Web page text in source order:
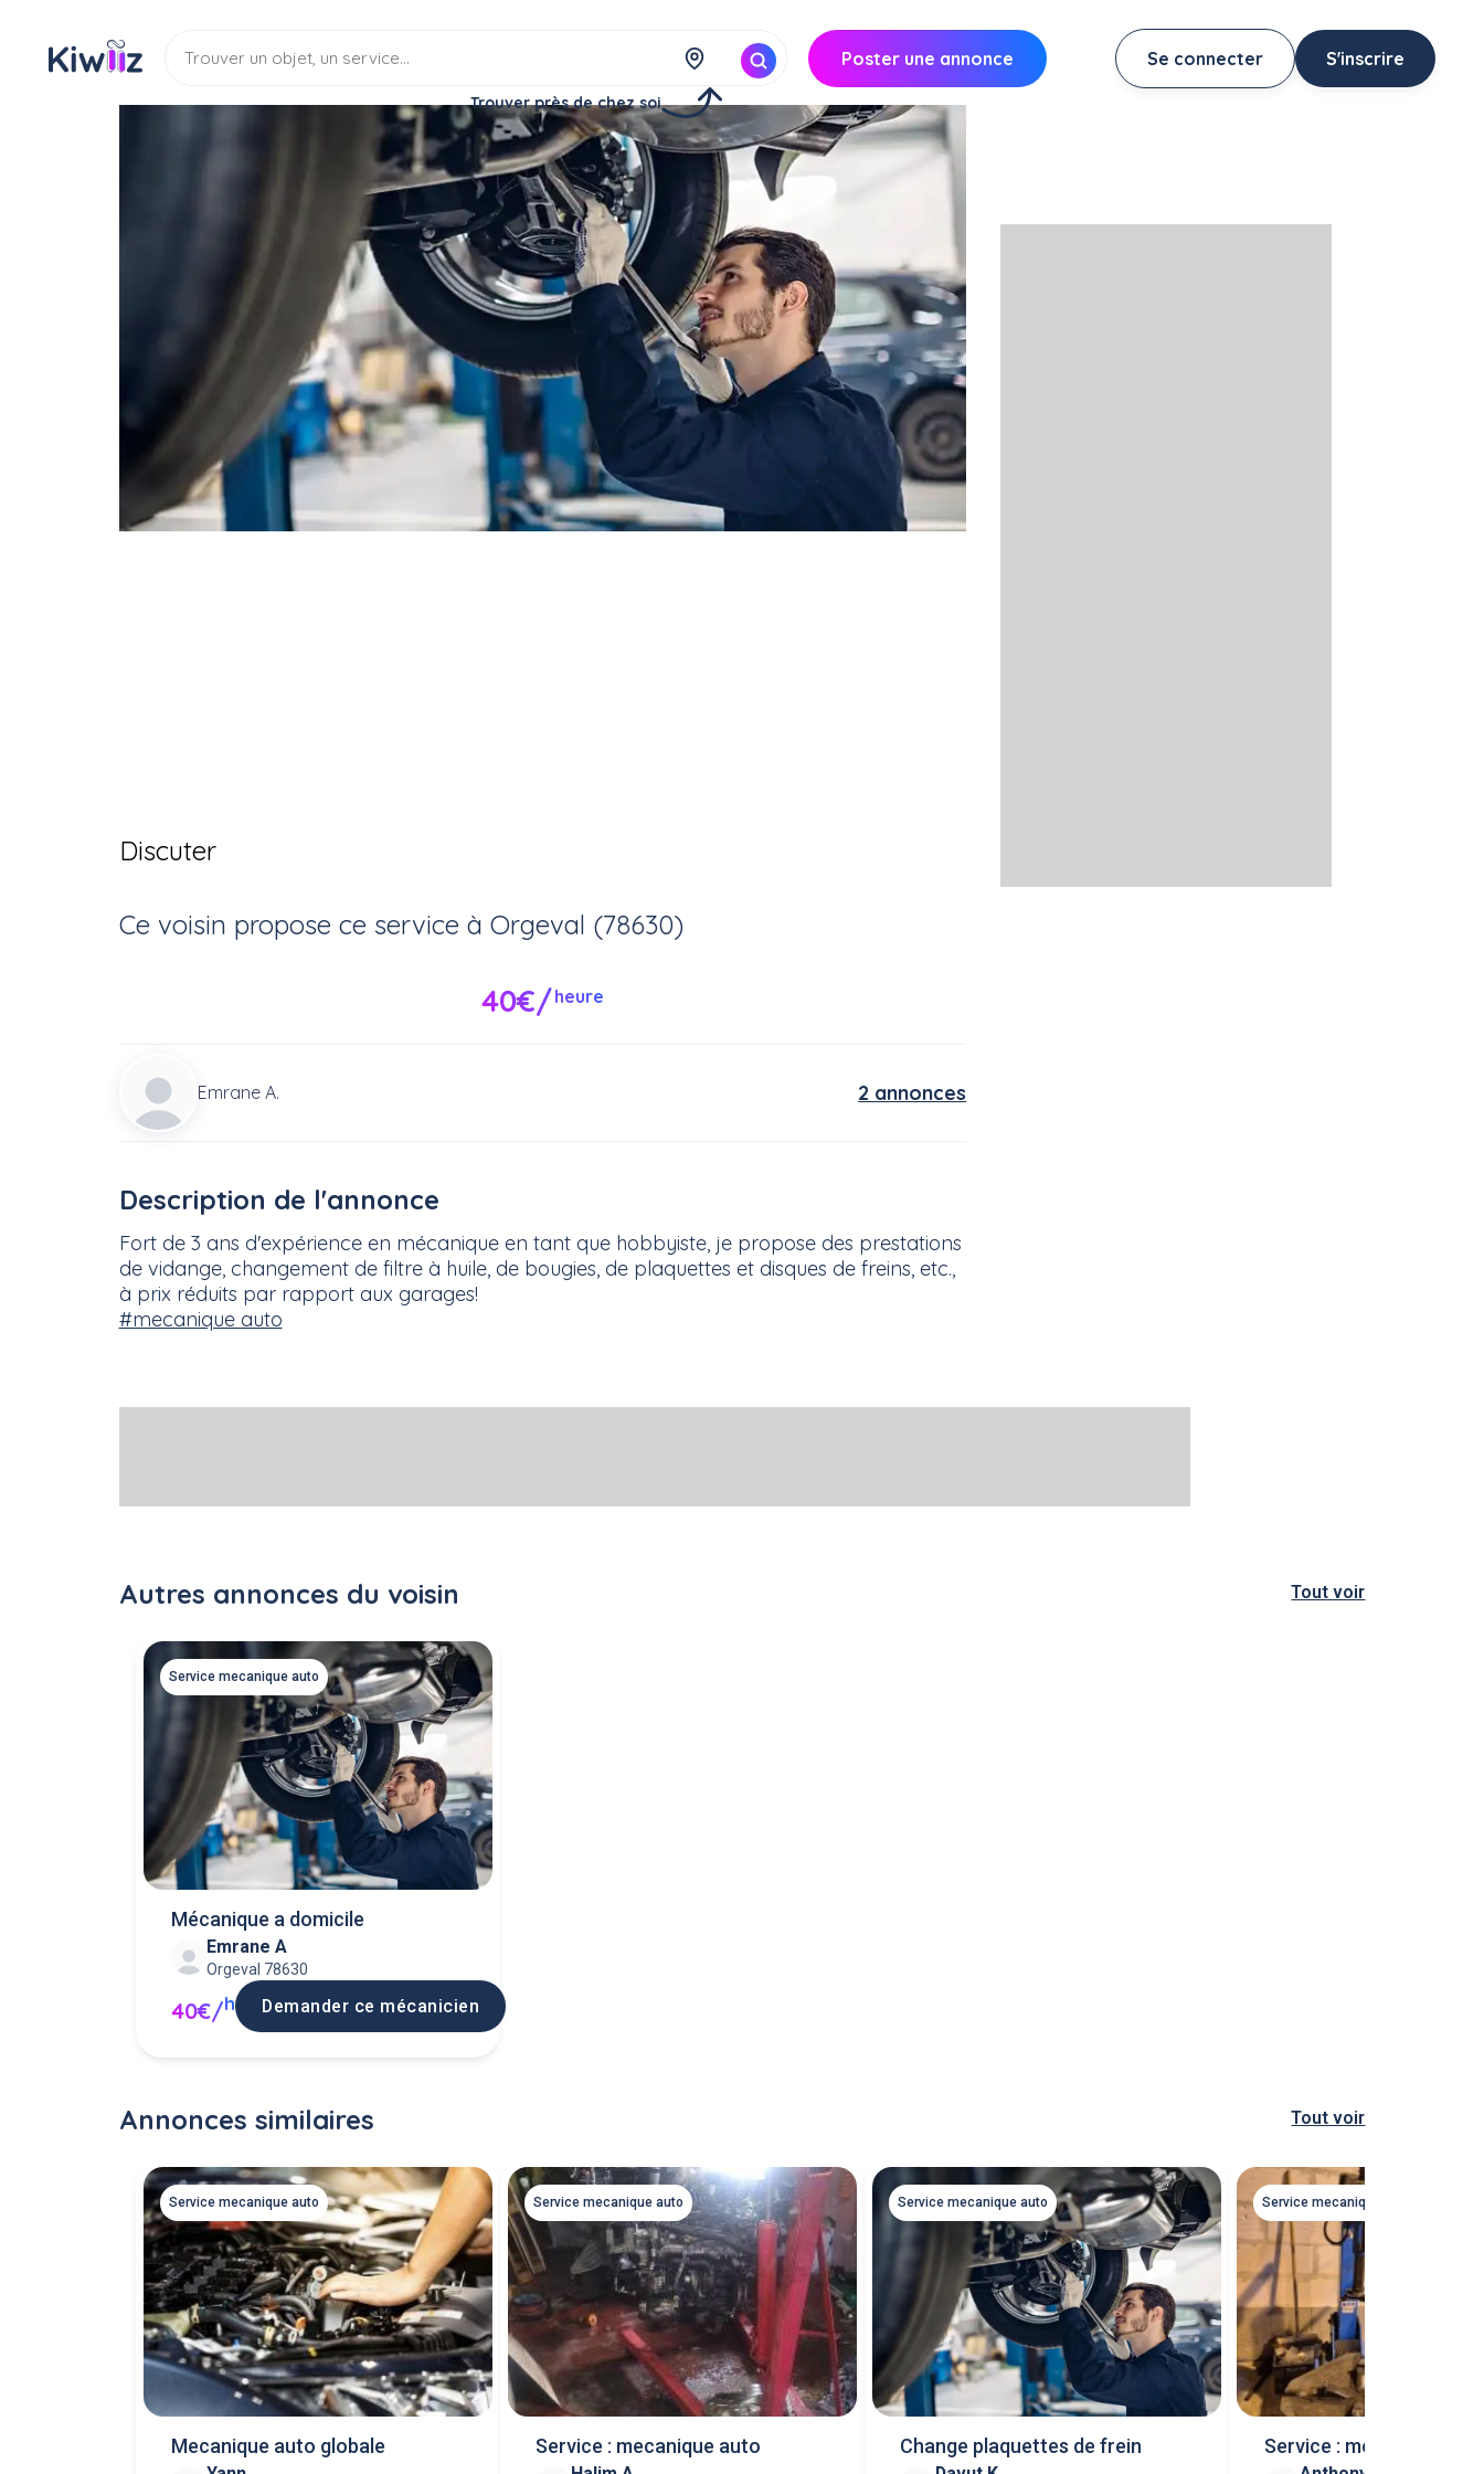
Trouver près de chez soi
Poster une annonce Se connecter S'inscrire
Mécanicien automobile
Mécanique à domicile
Mecanique auto
Discuter
Ce voisin propose ce service à Orgeval (78630)
40€/heure
Emrane A. 2 annonces
Description de l'annonce
Fort de 3 ans d'expérience en mécanique en tant que hobbyiste, je propose des prestations
de vidange, changement de filtre à huile, de bougies, de plaquettes et disques de freins, etc.,
à prix réduits par rapport aux garages!
#mecanique auto
Autres annonces du voisin Tout voir
Service mecanique auto
Mécanique a domicile
Emrane A
Orgeval 78630
40€/h Demander ce mécanicien
Annonces similaires Tout voir
Service mecanique auto
Mecanique auto globale
Service mecanique auto
Service : mecanique auto
Service mecanique auto
Change plaquettes de frein
Service mecanique auto
Service : mecanicien